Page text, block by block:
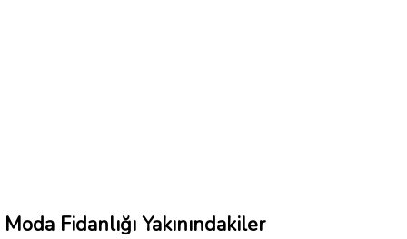
Moda Fidanlığı Yakınındakiler